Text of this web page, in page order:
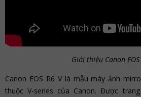
Giới thiệu Canon EOS
Canon EOS R6 V là mẫu máy ảnh
thuộc V-series của Canon. Được